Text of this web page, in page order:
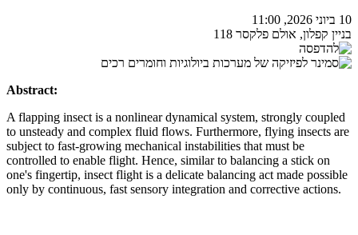
10 ביוני 2026, 11:00
בניין קפלון, אולם פלקסר 118
Abstract:
A flapping insect is a nonlinear dynamical system, strongly coupled
to unsteady and complex fluid flows. Furthermore, flying insects are
subject to fast-growing mechanical instabilities that must be
controlled to enable flight. Hence, similar to balancing a stick on
one's fingertip, insect flight is a delicate balancing act made possible
only by continuous, fast sensory integration and corrective actions.